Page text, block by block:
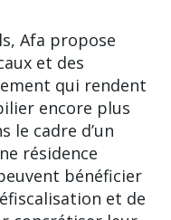
Afa propose
et des
qui rendent
encore plus
le cadre d’un
résidence
bénéficier
et de